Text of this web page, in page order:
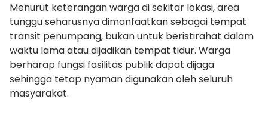
Menurut keterangan warga di sekitar lokasi, area
tunggu seharusnya dimanfaatkan sebagai tempat
transit penumpang, bukan untuk beristirahat dalam
waktu lama atau dijadikan tempat tidur. Warga
berharap fungsi fasilitas publik dapat dijaga
sehingga tetap nyaman digunakan oleh seluruh
masyarakat.